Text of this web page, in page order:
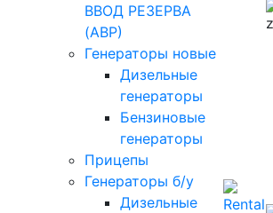
ВВОД РЕЗЕРВА
(АВР)
Генераторы новые
Дизельные
генераторы
Бензиновые
генераторы
Прицепы
Генераторы б/у
Дизельные